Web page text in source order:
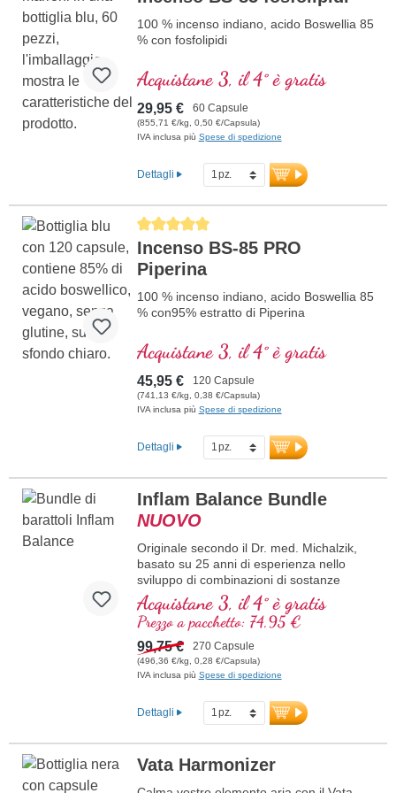
Il Dr. med. Michalzik garantisce con il suo
nome una qualità di prima classe provata
nel tempo. Estrazione delicata con
estrazione.
ulteriori informazioni su BS-85
100 % incenso indiano, acido Boswellia 85
% con fosfolipidi
Acquistane 3, il 4° è gratis
29,95 € 60 Capsule
(855,71 €/kg, 0,50 €/Capsula)
IVA inclusa più Spese di spedizione
Dettagli
Average rating of 5 out of 5 stars
Incenso BS-85 PRO
Piperina
100 % incenso indiano, acido Boswellia 85
% con95% estratto di Piperina
Acquistane 3, il 4° è gratis
45,95 € 120 Capsule
(741,13 €/kg, 0,38 €/Capsula)
IVA inclusa più Spese di spedizione
Dettagli
Inflam Balance Bundle
NUOVO
Originale secondo il Dr. med. Michalzik,
basato su 25 anni di esperienza nello
sviluppo di combinazioni di sostanze
naturali di alta qualità. Combinazione di
tre estratti vegetali ad altissima purezza:
estratto di tè verde con il 98% di polifenoli
e il 50% di EGCG, estratto di Curcuma
con il 95% di curcuminoidi in matrice di
lecitina, nonché estratto di incenso
boswellici. L’unione accuratamente
calibrata di questi estratti standardizzati
qualità controllata e purezza costante.
maggiori informazioni sul bundle
Acquistane 3, il 4° è gratis
Prezzo a pacchetto: 74,95 €
99,75 € 270 Capsule
(496,36 €/kg, 0,28 €/Capsula)
IVA inclusa più Spese di spedizione
Dettagli
Vata Harmonizer